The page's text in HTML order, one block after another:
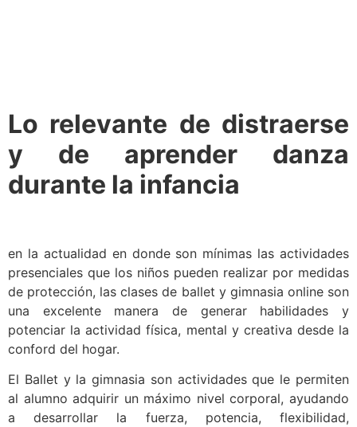
Lo relevante de distraerse
y de aprender danza
durante la infancia
en la actualidad en donde son mínimas las actividades
presenciales que los niños pueden realizar por medidas
de protección, las clases de ballet y gimnasia online son
una excelente manera de generar habilidades y
potenciar la actividad física, mental y creativa desde la
conford del hogar.
El Ballet y la gimnasia son actividades que le permiten
al alumno adquirir un máximo nivel corporal, ayudando
a desarrollar la fuerza, potencia, flexibilidad,